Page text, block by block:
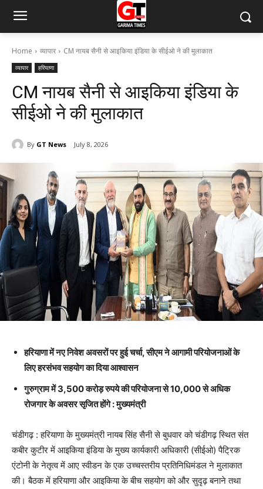
Home व्यापार CM नायब सैनी से आइकिया इंडिया के सीईओ ने की मुलाकात
व्यापार हरियाणा
CM नायब सैनी से आइकिया इंडिया के
सीईओ ने की मुलाकात
By GT News July 8, 2026
हरियाणा में नए निवेश अवसरों पर हुई चर्चा, सीएम ने आगामी परियोजनाओं के
लिए हरसंभव सहयोग का दिया आश्वासन
गुरुग्राम में 3,500 करोड़ रुपये की परियोजना से 10,000 से अधिक
रोजगार के अवसर सृजित होंगे : मुख्यमंत्री
चंडीगढ़ : हरियाणा के मुख्यमंत्री नायब सिंह सैनी से बुधवार को चंडीगढ़ स्थित संत
कबीर कुटीर में आइकिया इंडिया के मुख्य कार्यकारी अधिकारी (सीईओ) पैट्रिक
एंटोनी के नेतृत्व में आए स्वीडन के एक उच्चस्तरीय प्रतिनिधिमंडल ने मुलाकात
की। बैठक में हरियाणा और आइकिया के बीच सहयोग को और सुदृढ़ बनाने तथा